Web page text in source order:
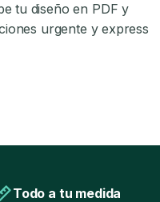
tu diseño en PDF y
urgente y express
Todo a tu medida